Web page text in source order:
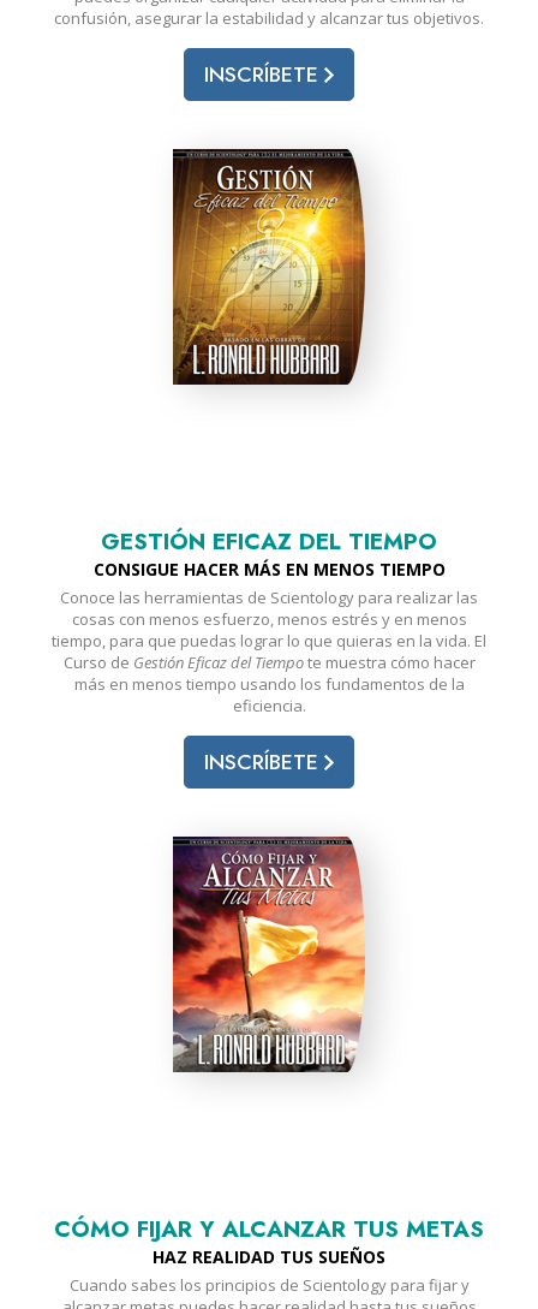
confusión, asegurar la estabilidad y alcanzar tus objetivos.
INSCRÍBETE
GESTIÓN EFICAZ DEL TIEMPO
CONSIGUE HACER MÁS EN MENOS TIEMPO
Conoce las herramientas de Scientology para realizar las
cosas con menos esfuerzo, menos estrés y en menos
tiempo, para que puedas lograr lo que quieras en la vida. El
Curso de Gestión Eficaz del Tiempote muestra cómo hacer
más en menos tiempo usando los fundamentos de la
eficiencia.
INSCRÍBETE
CÓMO FIJAR Y ALCANZAR TUS METAS
HAZ REALIDAD TUS SUEÑOS
Cuando sabes los principios de Scientology para fijar y